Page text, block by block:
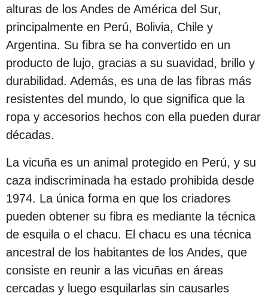
ó
n
3
a
ñ
o
s
d
l
alturas de los Andes de América del Sur,
principalmente en Perú, Bolivia, Chile y
Argentina. Su fibra se ha convertido en un
producto de lujo, gracias a su suavidad, brillo y
durabilidad. Además, es una de las fibras más
resistentes del mundo, lo que significa que la
ropa y accesorios hechos con ella pueden durar
décadas.
La vicuña es un animal protegido en Perú, y su
caza indiscriminada ha estado prohibida desde
1974. La única forma en que los criadores
pueden obtener su fibra es mediante la técnica
de esquila o el chacu. El chacu es una técnica
ancestral de los habitantes de los Andes, que
consiste en reunir a las vicuñas en áreas
cercadas y luego esquilarlas sin causarles